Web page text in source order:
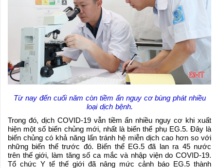
Từ nay đến cuối năm còn tiềm ẩn nguy cơ bùng phát nhiều
loại dịch bệnh.
Trong đó, dịch COVID-19 vẫn tiềm ẩn nhiều nguy cơ khi xuất
hiện một số biến chủng mới, nhất là biến thể phụ EG.5. Đây là
biến chủng có khả năng lẩn tránh hệ miễn dịch cao hơn so với
những biến thể trước đó. Biến thể EG.5 đã lan ra 45 nước
trên thế giới, làm tăng số ca mắc và nhập viện do COVID-19.
Tổ chức Y tế thế giới đã nâng mức cảnh báo EG.5 thành